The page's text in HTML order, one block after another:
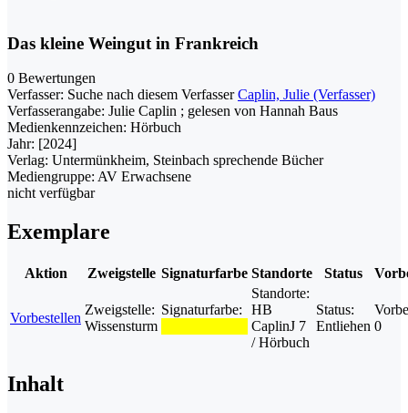
Das kleine Weingut in Frankreich
0 Bewertungen
Verfasser: Suche nach diesem Verfasser Caplin, Julie (Verfasser)
Verfasserangabe: Julie Caplin ; gelesen von Hannah Baus
Medienkennzeichen: Hörbuch
Jahr: [2024]
Verlag: Untermünkheim, Steinbach sprechende Bücher
Mediengruppe: AV Erwachsene
nicht verfügbar
Exemplare
Aktion Zweigstelle Signaturfarbe Standorte Status
Vorbestellen
Zweigstelle:
Wissensturm
Signaturfarbe:
Standorte:
HB
CaplinJ 7
/ Hörbuch
Status:
Entliehen 0
Inhalt